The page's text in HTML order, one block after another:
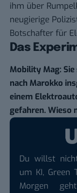
ihm über
neugierige
Botschafter für
Das
Mobility Mag:
nach Marokko
einem
gefahren. Wieso
Du willst
um KI, Green
Morgen